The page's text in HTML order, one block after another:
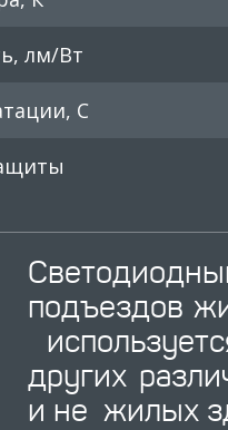
лм/Вт
С
подъездов
других
и не жилых